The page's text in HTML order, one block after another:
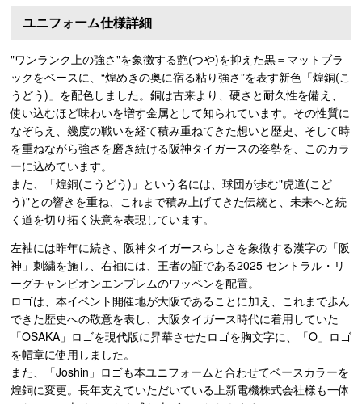
ユニフォーム仕様詳細
"ワンランク上の強さ"を象徴する艶(つや)を抑えた黒＝マットブラ
ックをベースに、“煌めきの奥に宿る粘り強さ”を表す新色「煌銅(こ
うどう)」を配色しました。銅は古来より、硬さと耐久性を備え、
使い込むほど味わいを増す金属として知られています。その性質に
なぞらえ、幾度の戦いを経て積み重ねてきた想いと歴史、そして時
を重ねながら強さを磨き続ける阪神タイガースの姿勢を、このカラ
ーに込めています。
また、「煌銅(こうどう)」という名には、球団が歩む"虎道(こど
う)"との響きを重ね、これまで積み上げてきた伝統と、未来へと続
く道を切り拓く決意を表現しています。
左袖には昨年に続き、阪神タイガースらしさを象徴する漢字の「阪
神」刺繍を施し、右袖には、王者の証である2025 セントラル・リ
ーグチャンピオンエンブレムのワッペンを配置。
ロゴは、本イベント開催地が大阪であることに加え、これまで歩ん
できた歴史への敬意を表し、大阪タイガース時代に着用していた
「OSAKA」ロゴを現代版に昇華させたロゴを胸文字に、「O」ロゴ
を帽章に使用しました。
また、「Joshin」ロゴも本ユニフォームと合わせてベースカラーを
煌銅に変更。長年支えていただいている上新電機株式会社様も一体